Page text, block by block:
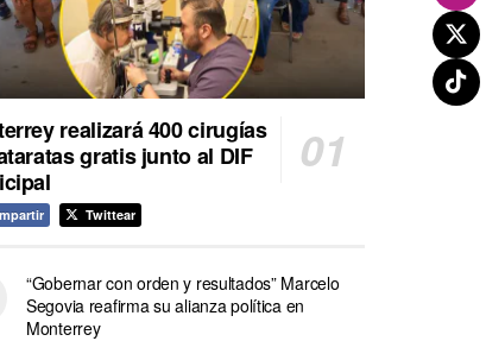
realizará 400 cirugías
gratis junto al DIF
Twittear
“Gobernar con orden y resultados” Marcelo
Segovia reafirma su alianza política en
Monterrey